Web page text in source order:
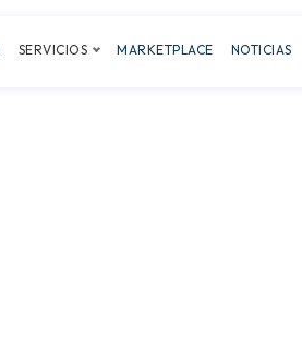
SERVICIOS MARKETPLACE NOTICIAS